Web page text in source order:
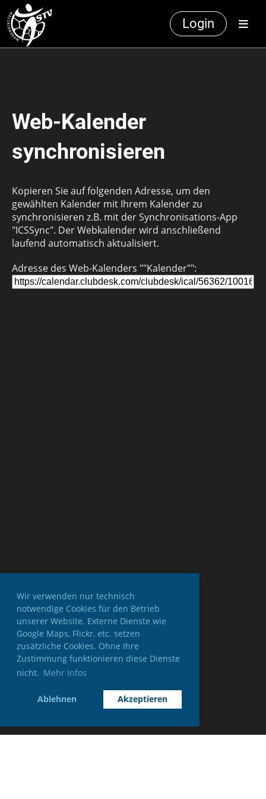
Wir verwenden nur technisch
notwendige Cookies für den Betrieb
unserer Website. Externe Dienste wie
Google Maps, Flickr, etc. setzen
zusätzliche Cookies. Ohne Ihre
Zustimmung funktionieren diese Dienste
nicht. Mehr Infos
Ablehnen Akzeptieren
Login
Web-Kalender
synchronisieren
Kopieren Sie auf folgenden Adresse, um den
gewählten Kalender mit Ihrem Kalender zu
synchronisieren z.B. mit der Synchronisations-App
"ICSSync". Der Webkalender wird anschließend
laufend automatisch aktualisiert.
Adresse des Web-Kalenders ""Kalender"":